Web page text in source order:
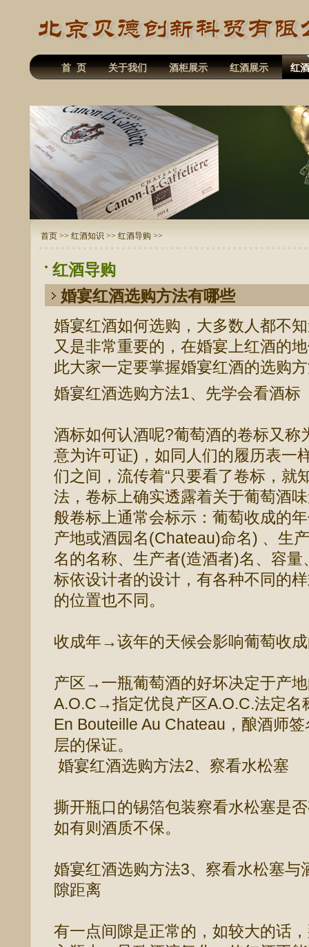
首 页 关于我们 酒柜展示 红酒展示 红
首页 >> 红酒知识 >> 红酒导购 >>
红酒导购
婚宴红酒选购方法有哪些
婚宴红酒如何选购，大多数人都不
又是非常重要的，在婚宴上红酒的
此大家一定要掌握婚宴红酒的选购
婚宴红酒选购方法1、先学会看酒标
酒标如何认酒呢?葡萄酒的卷标又称
意为许可证)，如同人们的履历表一
们之间，流传着“只要看了卷标，就
法，卷标上确实透露着关于葡萄酒
般卷标上通常会标示：葡萄收成的
产地或酒园名(Chateau)命名) 、生
名的名称、生产者(造酒者)名、容
标依设计者的设计，有各种不同的
的位置也不同。
收成年→该年的天候会影响葡萄收
产区→一瓶葡萄酒的好坏决定于产
A.O.C→指定优良产区A.O.C.法定
En Bouteille Au Chateau，酿酒师
层的保证。
婚宴红酒选购方法2、察看水松塞
撕开瓶口的锡箔包装察看水松塞是
如有则酒质不保。
婚宴红酒选购方法3、察看水松塞与
隙距离
有一点间隙是正常的，如较大的话